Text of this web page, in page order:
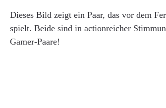
Dieses Bild zeigt ein Paar, das vor dem
spielt. Beide sind in actionreicher
Gamer-Paare!